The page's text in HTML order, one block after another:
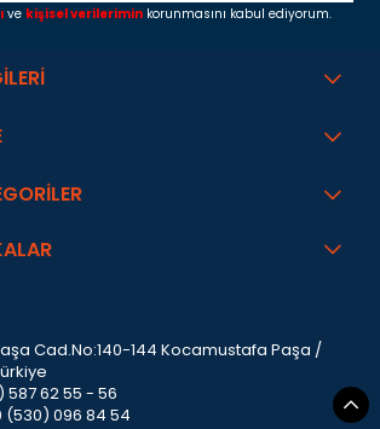
ve kişisel verilerimin korunmasını kabul ediyorum.
Cad.No:140-144 Kocamustafa Paşa /
587 62 55 - 56
(530) 096 84 54